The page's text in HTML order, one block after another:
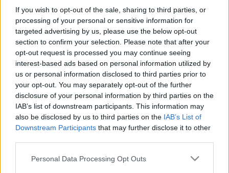
If you wish to opt-out of the sale, sharing to third parties, or
processing of your personal or sensitive information for
targeted advertising by us, please use the below opt-out
section to confirm your selection. Please note that after your
opt-out request is processed you may continue seeing
interest-based ads based on personal information utilized by
us or personal information disclosed to third parties prior to
your opt-out. You may separately opt-out of the further
disclosure of your personal information by third parties on the
IAB’s list of downstream participants. This information may
also be disclosed by us to third parties on the IAB’s List of
Downstream Participants that may further disclose it to other
Please note that this website/app uses one or more Google
Personal Data Processing Opt Outs